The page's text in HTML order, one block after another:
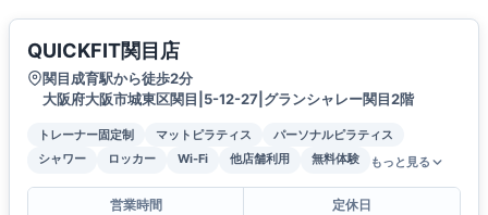
QUICKFIT関目店
関目成育駅から徒歩2分
大阪府大阪市城東区関目|5-12-27|グランシャレー関目2階
トレーナー固定制 マットピラティス
パーソナルピラティス
シャワー
ロッカー Wi-Fi 他店舗利用 無料体験 もっと見る
営業時間
定休日